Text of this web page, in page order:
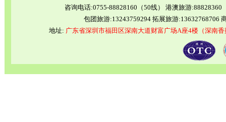
咨询电话:0755-88828160（50线） 港澳旅游
包团旅游:13243759294 拓展旅游:13632768706
地址: 广东省深圳市福田区深南大道财富广场A座4楼（深南